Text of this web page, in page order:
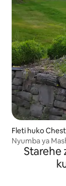
Fleti huko
Nyumba ya
Starehe